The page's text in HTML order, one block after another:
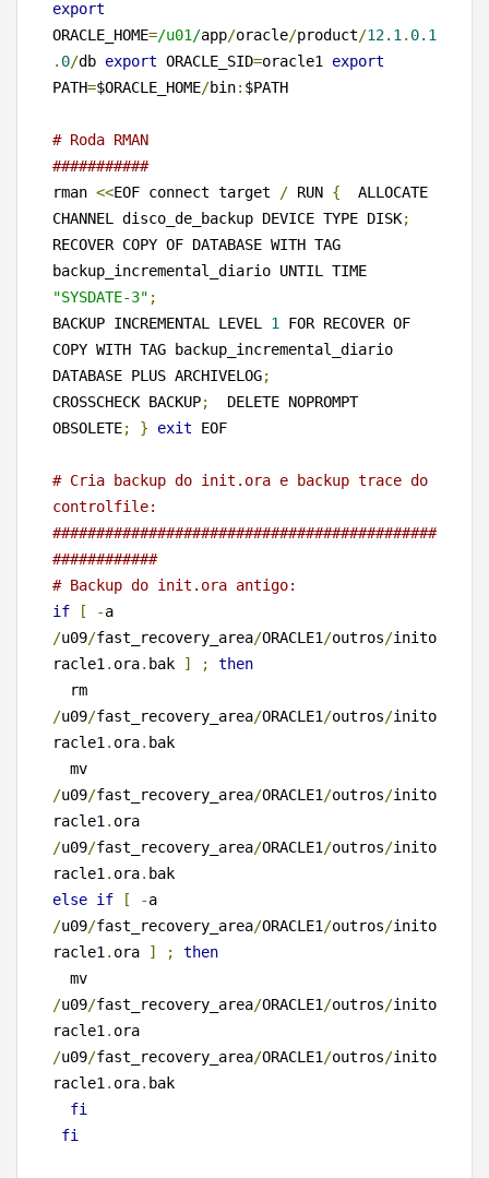
export
ORACLE_HOME=/u01/app/oracle/product/12.1 . 0.1
. 0/db export ORACLE_SID=oracle1 export
PATH=$ORACLE_HOME/bin: $PATH
# Roda RMAN
###########
rman <<EOF connect target / RUN {
  ALLOCATE
CHANNEL disco_de_backup DEVICE TYPE DISK;
RECOVER COPY OF DATABASE WITH TAG
"SYSDATE-3" ;
BACKUP INCREMENTAL LEVEL 1
FOR RECOVER OF
COPY WITH TAG backup_incremental_diario
DATABASE PLUS ARCHIVELOG;
CROSSCHECK BACKUP;
  DELETE NOPROMPT
OBSOLETE; } exit EOF
# Cria backup do init.ora e backup trace do
controlfile:
############################################
############
# Backup do init.ora antigo:
if
[ -
/u09/fast_recovery_area/ORACLE1 /outros/inito
racle1 . ora. bak ] ;
then
/u09/fast_recovery_area/ORACLE1 /outros/inito
racle1 . ora. bak
/u09/fast_recovery_area/ORACLE1 /outros/inito
racle1 .
/u09/fast_recovery_area/ORACLE1 /outros/inito
racle1 . ora.
else if [ -
/u09/fast_recovery_area/ORACLE1 /outros/inito
racle1 . ora ] ;
then
/u09/fast_recovery_area/ORACLE1 /outros/inito
racle1 .
/u09/fast_recovery_area/ORACLE1 /outros/inito
racle1 . ora. bak
fi
fi